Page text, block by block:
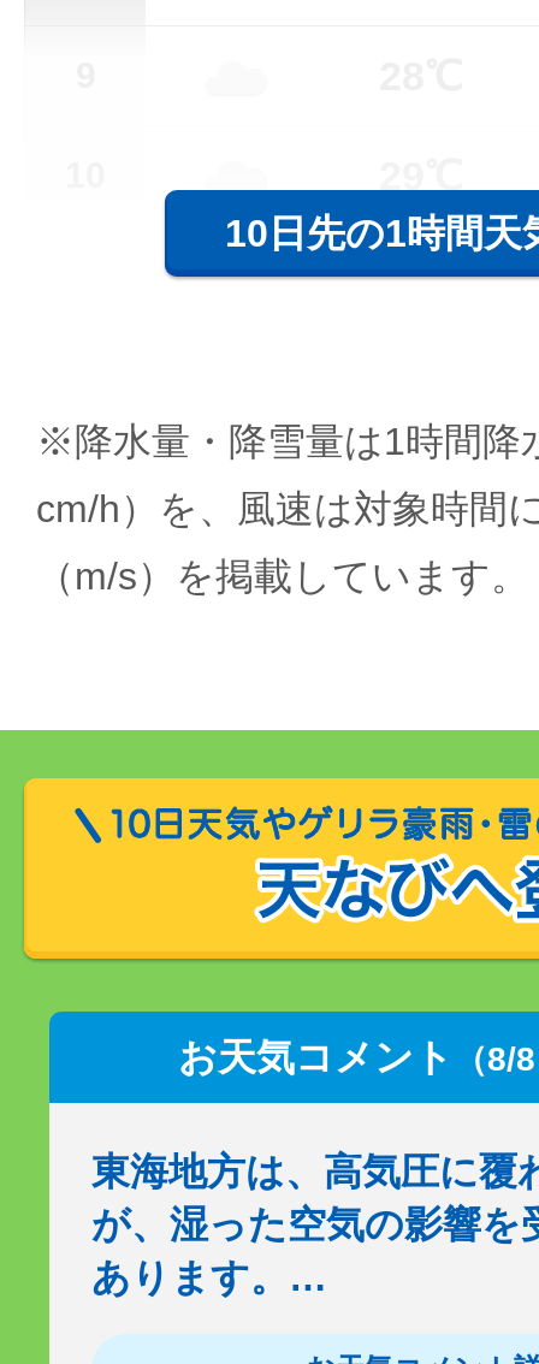
10日先の1時間天
※降水量・降雪量は1時間降
cm/h）を、風速は対象時間
（m/s）を掲載しています。
お天気コメント （8/
東海地方は、高気圧に覆
が、湿った空気の影響を
あります。…